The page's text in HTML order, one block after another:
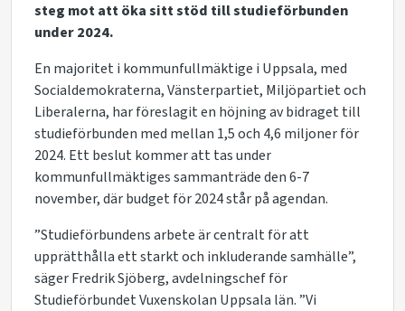
steg mot att öka sitt stöd till studieförbunden
under 2024.
En majoritet i kommunfullmäktige i Uppsala, med
Socialdemokraterna, Vänsterpartiet, Miljöpartiet och
Liberalerna, har föreslagit en höjning av bidraget till
studieförbunden med mellan 1,5 och 4,6 miljoner för
2024. Ett beslut kommer att tas under
kommunfullmäktiges sammanträde den 6-7
november, där budget för 2024 står på agendan.
”Studieförbundens arbete är centralt för att
upprätthålla ett starkt och inkluderande samhälle”,
säger Fredrik Sjöberg, avdelningschef för
Studieförbundet Vuxenskolan Uppsala län. ”Vi